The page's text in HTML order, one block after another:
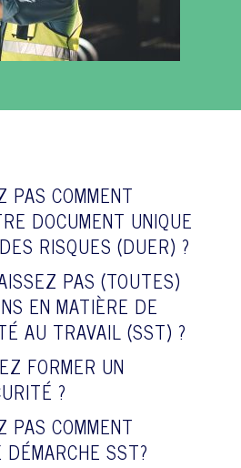
PAS COMMENT
DOCUMENT UNIQUE
RISQUES (DUER) ?
PAS (TOUTES)
EN MATIÈRE DE
AU TRAVAIL (SST) ?
FORMER UN
?
PAS COMMENT
SST?